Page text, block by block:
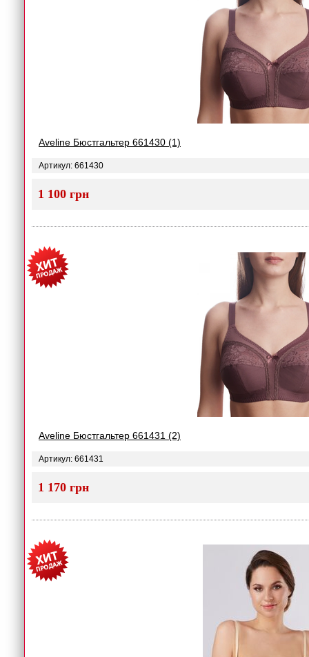
Aveline Бюстгальтер 661430 (1)
Артикул: 661430
1 100 грн
Aveline Бюстгальтер 661431 (2)
Артикул: 661431
1 170 грн